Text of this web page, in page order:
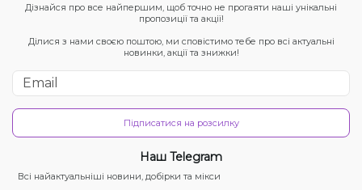
Дізнайся про все найпершим, щоб точно не прогаяти наші унікальні
пропозиції та акції!
Ділися з нами своєю поштою, ми сповістимо тебе про всі актуальні
новинки, акції та знижки!
Підписатися на розсилку
Наш Telegram
Всі найактуальніші новини, добірки та мікси